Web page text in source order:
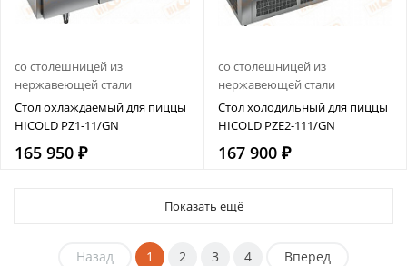
со столешницей из
нержавеющей стали
Стол охлаждаемый для пиццы
HICOLD PZ1-11/GN
165 950 ₽
со столешницей из
нержавеющей стали
Стол холодильный для пиццы
HICOLD PZE2-111/GN
167 900 ₽
Показать ещё
Назад 1 2 3 4 Вперед